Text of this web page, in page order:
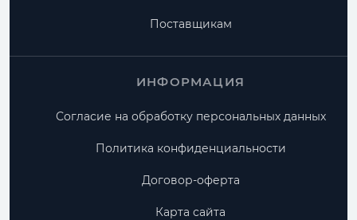
Поставщикам
ИНФОРМАЦИЯ
Согласие на обработку персональных данных
Политика конфиденциальности
Договор-оферта
Карта сайта